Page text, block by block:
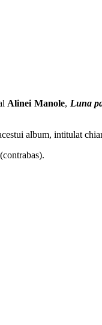
Alinei Manole, Luna
album, intitulat